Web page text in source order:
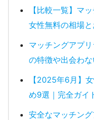
【比較一覧】マ
女性無料の相場
マッチングアプ
の特徴や出会わ
【2025年6月】
め9選｜完全ガイ
安全なマッチン